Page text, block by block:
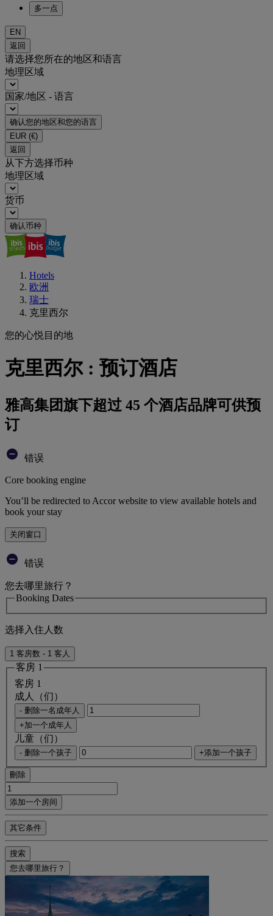
多一点
EN
返回
请选择您所在的地区和语言
地理区域
国家/地区 - 语言
确认您的地区和您的语言
EUR (€)
返回
从下方选择币种
地理区域
货币
确认币种
Hotels
欧洲
瑞士
克里西尔
您的心悦目的地
克里西尔 : 预订酒店
雅高集团旗下超过 45 个酒店品牌可供预
订
错误
Core booking engine
You’ll be redirected to Accor website to view available hotels and
book your stay
关闭窗口
错误
您去哪里旅行？
Booking Dates
选择入住人数
1 客房数 - 1 客人
客房 1
客房 1
成人（们）
- 删除一名成年人
+加一个成年人
儿童（们）
- 删除一个孩子 +添加一个孩子
刪除
添加一个房间
其它条件
搜索
您去哪里旅行？